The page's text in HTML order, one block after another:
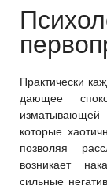
Практически
дающее
которые
позволяя
возникает
сильные